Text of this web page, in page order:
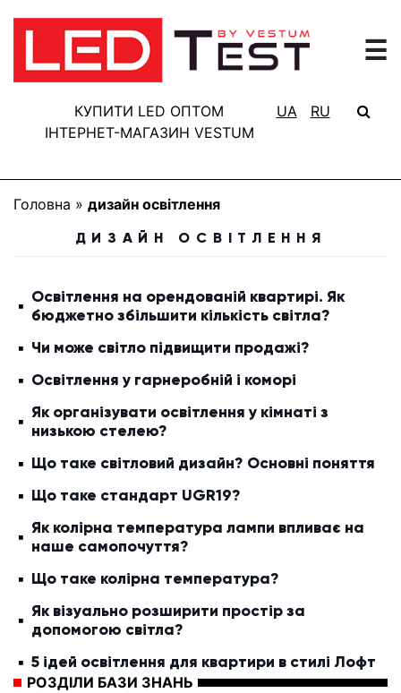
☰
КУПИТИ LED ОПТОМ
ІНТЕРНЕТ-МАГАЗИН VESTUM
UA RU
ГОЛОВНА
РЕЗУЛЬТАТИ
ТЕСТУВАННЯ
КОНТАКТИ
Головна » дизайн освітлення
ДИЗАЙН ОСВІТЛЕННЯ
Освітлення на орендованій квартирі. Як
бюджетно збільшити кількість світла?
Чи може світло підвищити продажі?
Освітлення у гарнеробній і коморі
Як організувати освітлення у кімнаті з
низькою стелею?
Що таке світловий дизайн? Основні поняття
Що таке стандарт UGR19?
Як колірна температура лампи впливає на
наше самопочуття?
Що таке колірна температура?
Як візуально розширити простір за
допомогою світла?
5 ідей освітлення для квартири в стилі Лофт
РОЗДІЛИ БАЗИ ЗНАНЬ